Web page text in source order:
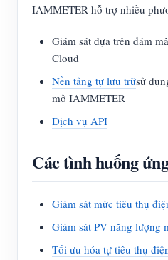
IAMMETER hỗ trợ nhiều
Giám sát dựa trên đám
Cloud
Nền tảng tự lưu trữsử
mở IAMMETER
Dịch vụ API
Các tình huống
Giám sát mức tiêu thụ
Giám sát PV năng lượng
Tối ưu hóa tự tiêu thụ